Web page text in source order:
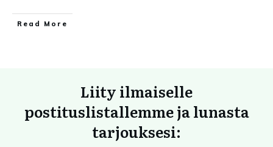
Read More
Liity ilmaiselle
postituslistallemme ja lunasta
tarjouksesi: